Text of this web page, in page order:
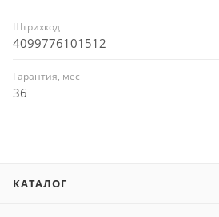
Штрихкод
4099776101512
Гарантия, мес
36
КАТАЛОГ